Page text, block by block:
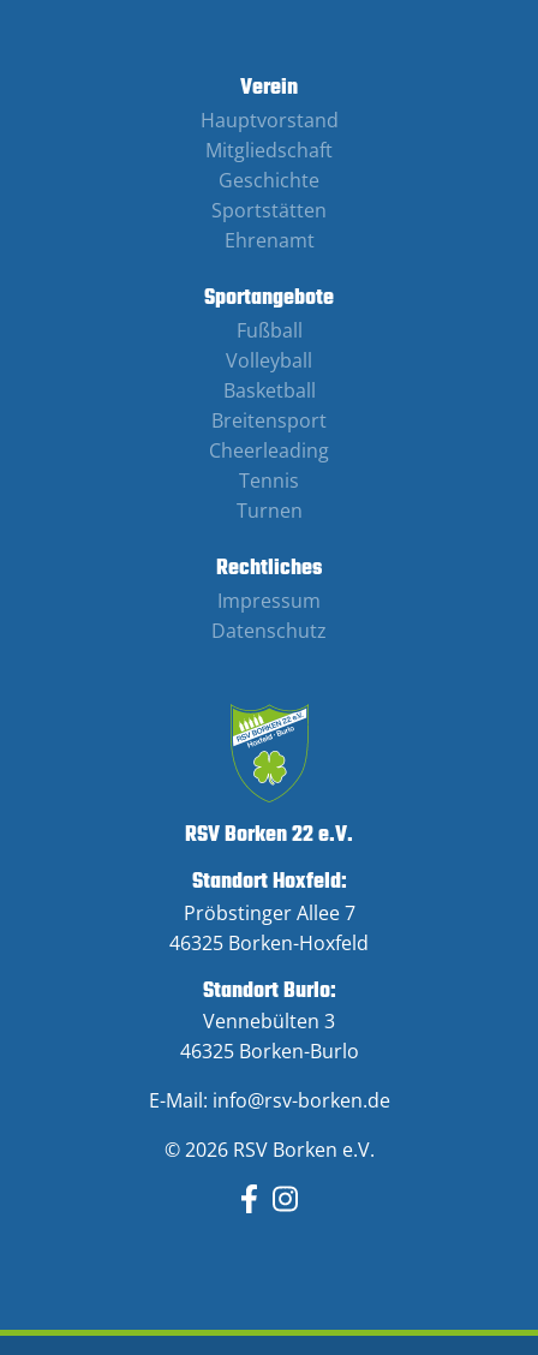
RSV Borken 22 e.V.
Standort Hoxfeld:
Pröbstinger Allee 7
46325 Borken-Hoxfeld
Standort Burlo:
Vennebülten 3
46325 Borken-Burlo
E-Mail: info@rsv-borken.de
© 2026 RSV Borken e.V.
Verein
Hauptvorstand
Mitgliedschaft
Geschichte
Sportstätten
Ehrenamt
Sportangebote
Fußball
Volleyball
Basketball
Breitensport
Cheerleading
Tennis
Turnen
Rechtliches
Impressum
Datenschutz